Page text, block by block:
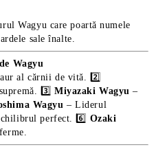
Wagyu care poartă numele
sale înalte.
Wagyu
al cărnii de vită. 2️⃣
3️⃣ Miyazaki Wagyu –
Wagyu – Liderul
perfect. 6️⃣ Ozaki